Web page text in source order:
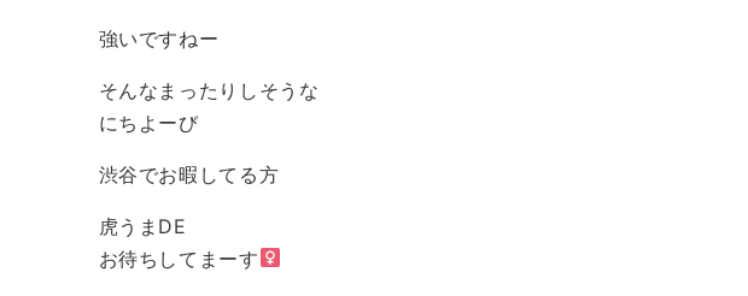
強いですねー️
そんなまったりしそうな
にちよーび
渋谷でお暇してる方
虎うまDE
お待ちしてまーす‍